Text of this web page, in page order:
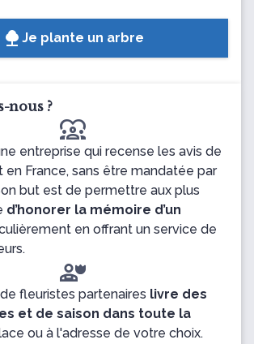
Je plante un arbre
nous ?
diversity_1
entreprise qui recense les avis de
France, sans être mandatée par
but est de permettre aux plus
d’honorer la mémoire d’un
en offrant un service de
fleuristes partenaires livre des
et de saison dans toute la
ou à l'adresse de votre choix.